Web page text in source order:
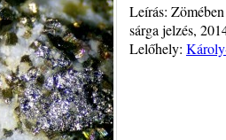
Leírás:
sárga jelzés,
Lelőhely: